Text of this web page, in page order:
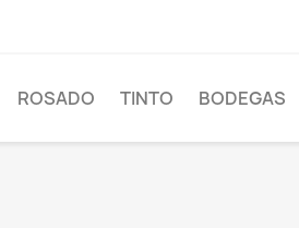
ROSADO TINTO BODEGAS